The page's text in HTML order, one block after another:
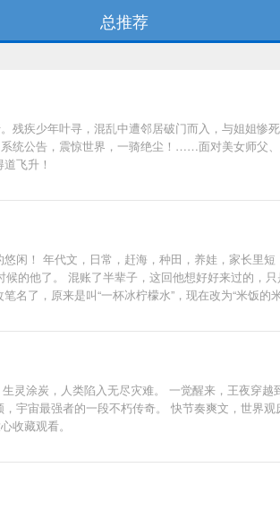
总推荐
残疾少年叶寻，混乱中遭邻居破门而入，与姐姐
统公告，震惊世界，一骑绝尘！……面对美女师父
飞升！
闲！ 年代文，日常，赶海，种田，养娃，家长里
的他了。 混账了半辈子，这回他想好好来过的
了，原来是叫“一杯冰柠檬水”，现在改为“米饭的米
灵涂炭，人类陷入无尽灾难。 一觉醒来，王夜穿
宇宙最强者的一段不朽传奇。 快节奏爽文，世
收藏观看。